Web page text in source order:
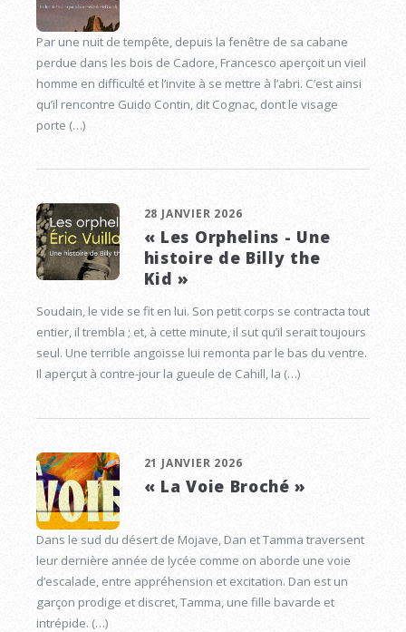
Par une nuit de tempête, depuis la fenêtre de sa cabane
perdue dans les bois de Cadore, Francesco aperçoit un vieil
homme en difficulté et l’invite à se mettre à l’abri. C’est ainsi
qu’il rencontre Guido Contin, dit Cognac, dont le visage
porte (…)
28 JANVIER 2026
« Les Orphelins - Une
histoire de Billy the
Kid »
Soudain, le vide se fit en lui. Son petit corps se contracta tout
entier, il trembla ; et, à cette minute, il sut qu’il serait toujours
seul. Une terrible angoisse lui remonta par le bas du ventre.
Il aperçut à contre-jour la gueule de Cahill, la (…)
21 JANVIER 2026
« La Voie Broché »
Dans le sud du désert de Mojave, Dan et Tamma traversent
leur dernière année de lycée comme on aborde une voie
d’escalade, entre appréhension et excitation. Dan est un
garçon prodige et discret, Tamma, une fille bavarde et
intrépide. (…)